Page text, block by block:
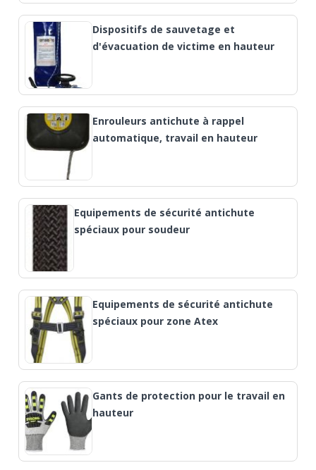
Dispositifs de sauvetage et
d'évacuation de victime en hauteur
Enrouleurs antichute à rappel
automatique, travail en hauteur
Equipements de sécurité antichute
spéciaux pour soudeur
Equipements de sécurité antichute
spéciaux pour zone Atex
Gants de protection pour le travail en
hauteur